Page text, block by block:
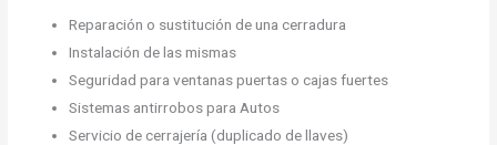
Reparación o sustitución de una cerradura
Instalación de las mismas
Seguridad para ventanas puertas o cajas fuertes
Sistemas antirrobos para Autos
Servicio de cerrajería (duplicado de llaves)